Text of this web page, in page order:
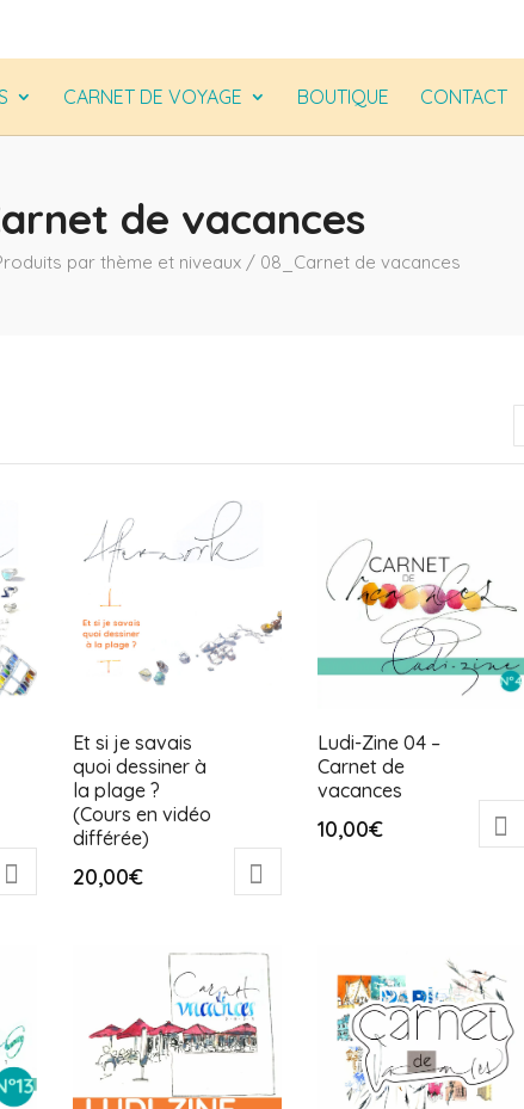
CARNET DE VOYAGE BOUTIQUE CONTACT
de vacances
par thème et niveaux/ 08_Carnet de vacances
Et si je savais
quoi dessiner à
la plage ?
(Cours en vidéo
différée)
20,00€
Ludi-Zine 04 –
Carnet de
vacances
10,00€